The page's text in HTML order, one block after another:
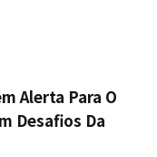
Alerta Para O
Desafios Da